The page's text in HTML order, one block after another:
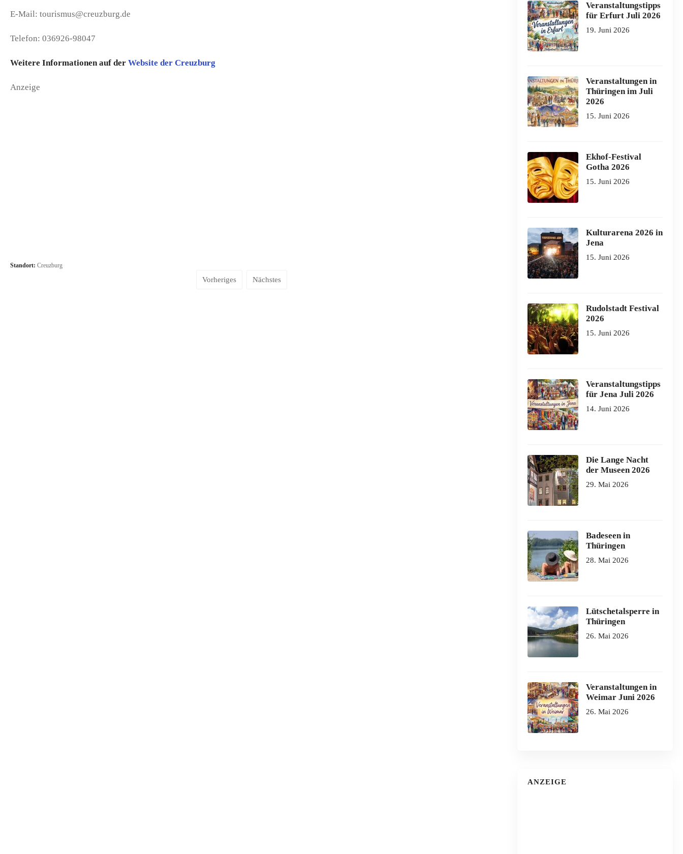
E-Mail: tourismus@creuzburg.de
Telefon: 036926-98047
Weitere Informationen auf der Website der Creuzburg
Anzeige
Standort: Creuzburg
Vorheriges Nächstes
Veranstaltungstipps
für Erfurt Juli 2026
19. Juni 2026
Veranstaltungen in
Thüringen im Juli
2026
15. Juni 2026
Ekhof-Festival
Gotha 2026
15. Juni 2026
Kulturarena 2026 in
Jena
15. Juni 2026
Rudolstadt Festival
2026
15. Juni 2026
Veranstaltungstipps
für Jena Juli 2026
14. Juni 2026
Die Lange Nacht
der Museen 2026
29. Mai 2026
Badeseen in
Thüringen
28. Mai 2026
Lütschetalsperre in
Thüringen
26. Mai 2026
Veranstaltungen in
Weimar Juni 2026
26. Mai 2026
ANZEIGE